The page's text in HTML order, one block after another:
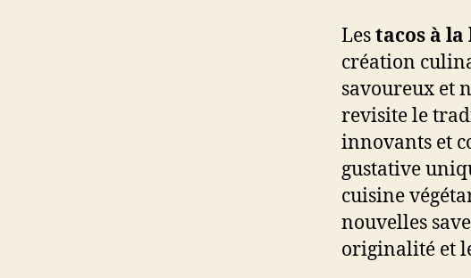
Lestacos à
création
savoureux et
revisite le
innovants et
gustative
cuisine
nouvelles
originalité et